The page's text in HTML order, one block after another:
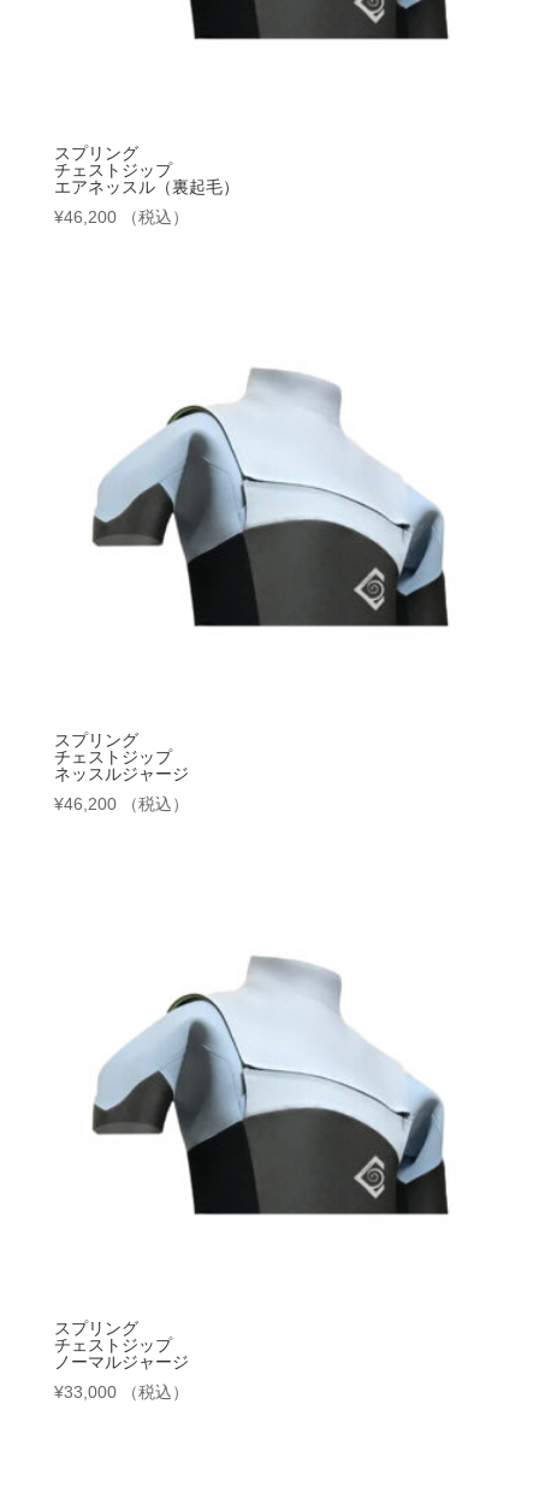
スプリング
チェストジップ
エアネッスル（裏起毛）
¥46,200 （税込）
スプリング
チェストジップ
ネッスルジャージ
¥46,200 （税込）
スプリング
チェストジップ
ノーマルジャージ
¥33,000 （税込）